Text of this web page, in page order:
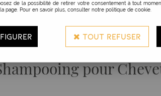
pour
de la possibilité de retirer votre consentement à tout
page. Pour en savoir plus, consulter notre politique de cookie.
TOUT REFUSER